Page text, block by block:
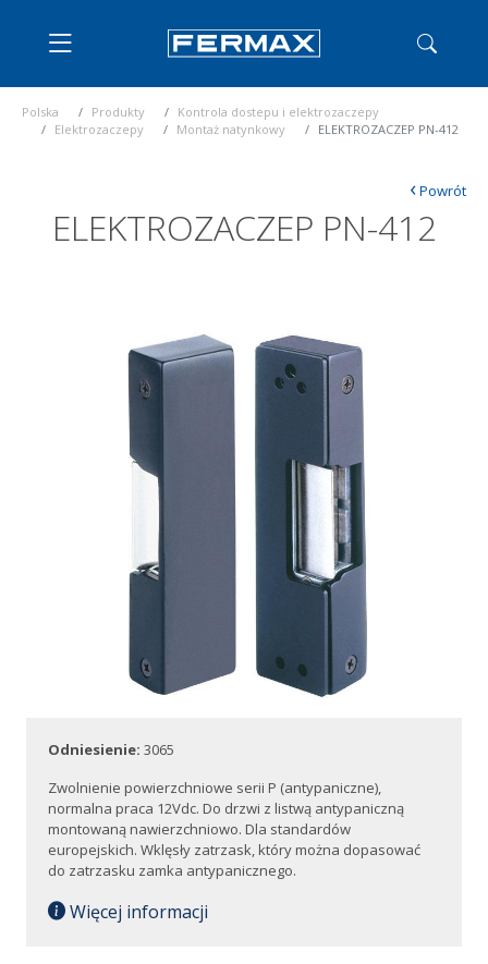
Polska Produkty
Kontrola dostepu i elektrozaczepy
Elektrozaczepy
Montaż natynkowy ELEKTROZACZEP PN-412
ELEKTROZACZEP PN-412
‹Powrót
Odniesienie: 3065
Zwolnienie powierzchniowe serii P (antypaniczne),
normalna praca 12Vdc. Do drzwi z listwą antypaniczną
montowaną nawierzchniowo. Dla standardów
europejskich. Wklęsły zatrzask, który można dopasować
do zatrzasku zamka antypanicznego.
Więcej informacji